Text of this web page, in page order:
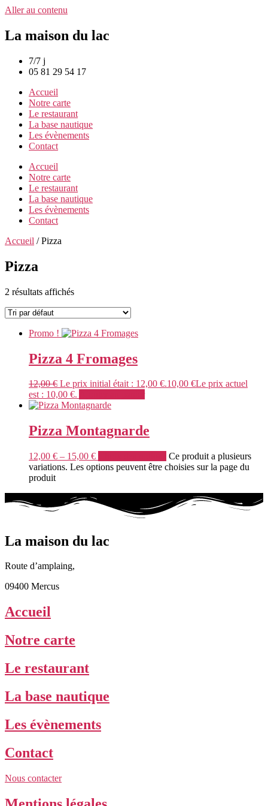
Aller au contenu
La maison du lac
7/7 j
05 81 29 54 17
Accueil
Notre carte
Le restaurant
La base nautique
Les évènements
Contact
Accueil
Notre carte
Le restaurant
La base nautique
Les évènements
Contact
Accueil / Pizza
Pizza
2 résultats affichés
Promo !
Pizza 4 Fromages
12,00€ Le prix initial était : 12,00 €.10,00 €Le prix actuel
est : 10,00 €.
Pizza Montagnarde
12,00 € – 15,00 €
Ce produit a plusieurs
variations. Les options peuvent être choisies sur la page du
produit
La maison du lac
Route d’amplaing,
09400 Mercus
Accueil
Notre carte
Le restaurant
La base nautique
Les évènements
Contact
Nous contacter